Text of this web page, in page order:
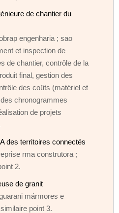
de chantier du
engenharia ; sao
et inspection de
de chantier, contrôle de la
final, gestion des
des coûts (matériel et
chronogrammes
de projets
des territoires connectés
rma construtora ;
2.
de granit
mármores e
point 3.